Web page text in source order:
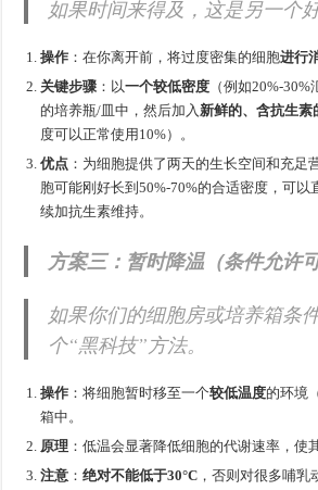
如果时间来得及，这是另一个好
操作 ：在你离开前，将过度密集的细胞进行
关键步骤 ：以一个较低密度 （例如20%-
的培养瓶/皿中，然后加入新鲜的、含抗生素
度可以正常使用10%）。
优点 ：为细胞提供了两天的生长空间和充足
胞可能刚好长到50%-70%的合适密度，可以
续加抗生素维持。
方案三：暂时降温（条件允许
如果你们的细胞房或培养箱条
个“黑科技”方法。
操作 ：将细胞暂时移至一个较低温度的环境
箱中。
原理 ：低温会显著降低细胞的代谢速率，使
注意 ：绝对不能低于30°C ，否则对很多哺